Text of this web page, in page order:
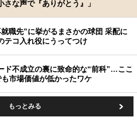
さな声で『ありがとう』」
職先”に挙がるまさかの球団 采配に
テコ入れ役にうってつけ
ド不成立の裏に致命的な“前科”…ここ
も市場価値が低かったワケ
もっとみる